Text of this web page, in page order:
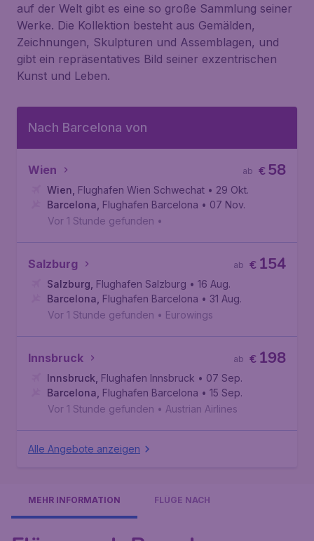
auf der Welt gibt es eine so große Sammlung seiner
Werke. Die Kollektion besteht aus Gemälden,
Zeichnungen, Skulpturen und Assemblagen, und
gibt ein repräsentatives Bild seiner exzentrischen
Kunst und Leben.
Nach Barcelona von
Wien €58
ab
Wien Flughafen Wien Schwechat • 29 Okt.
Barcelona Flughafen Barcelona • 07 Nov.
Vor 1 Stunde gefunden •
Salzburg € 154
ab
Salzburg Flughafen Salzburg • 16 Aug.
Barcelona Flughafen Barcelona • 31 Aug.
Vor 1 Stunde gefunden • Eurowings
Innsbruck € 198
ab
Innsbruck Flughafen Innsbruck • 07 Sep.
Barcelona Flughafen Barcelona • 15 Sep.
Vor 1 Stunde gefunden • Austrian Airlines
Alle Angebote anzeigen
MEHR INFORMATION FLÜGE NACH